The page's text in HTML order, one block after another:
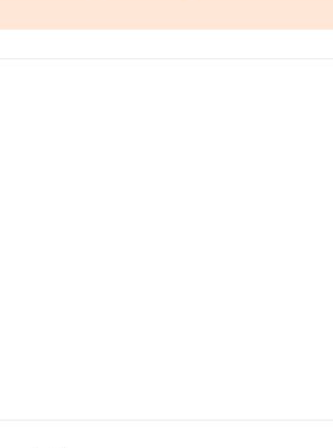
la que dispone INFORMA sobre 132.555